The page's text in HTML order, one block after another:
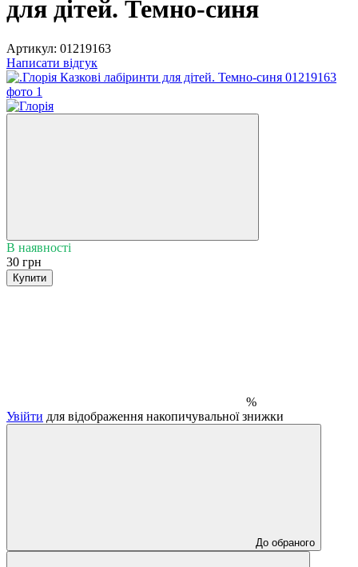
для дітей. Темно-синя
Артикул: 01219163
Написати відгук
В наявності
30 грн
Купити
%
Увійти для відображення накопичувальної знижки
До обраного